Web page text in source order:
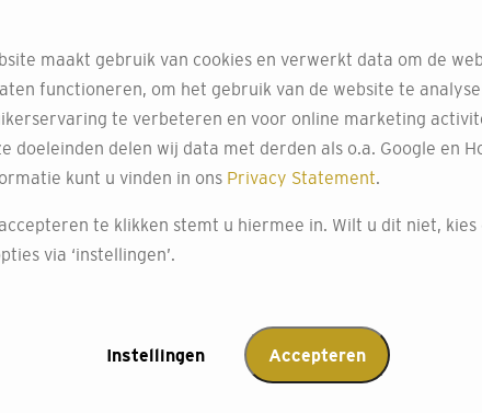
voor
tapijten zijn niet
te maken. Ideaal voor
Ga
beschikbaar in
kunnen
maakt gebruik van cookies en verwerkt data om de
functioneren, om het gebruik van de website te
te verbeteren en voor online marketing
doeleinden delen wij data met derden als o.a. Google en
kunt u vinden in ons Privacy Statement.
te klikken stemt u hiermee in. Wilt u dit niet, kies
via ‘instellingen’.
Instellingen Accepteren